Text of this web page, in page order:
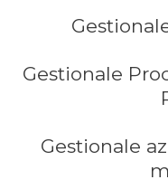
Gestionale
Gestionale